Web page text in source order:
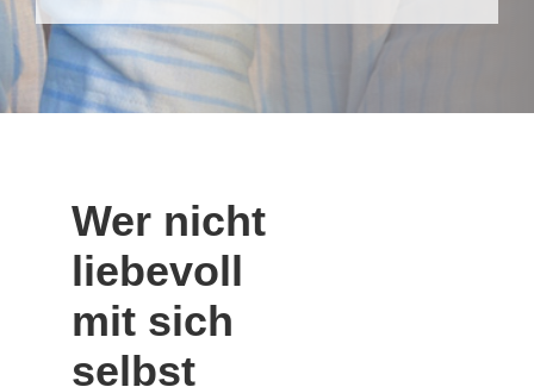
Wer nicht
liebevoll
mit sich
selbst